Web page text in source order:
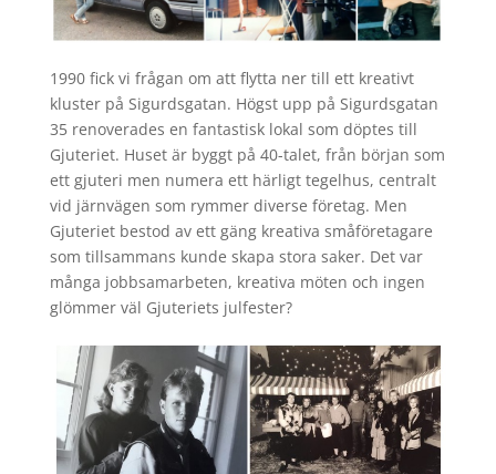
1990 fick vi frågan om att flytta ner till ett kreativt
kluster på Sigurdsgatan. Högst upp på Sigurdsgatan
35 renoverades en fantastisk lokal som döptes till
Gjuteriet. Huset är byggt på 40-talet, från början som
ett gjuteri men numera ett härligt tegelhus, centralt
vid järnvägen som rymmer diverse företag. Men
Gjuteriet bestod av ett gäng kreativa småföretagare
som tillsammans kunde skapa stora saker. Det var
många jobbsamarbeten, kreativa möten och ingen
glömmer väl Gjuteriets julfester?